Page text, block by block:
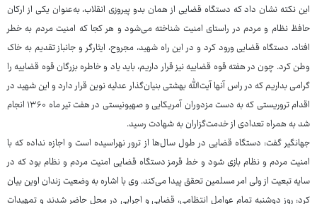
این نکته نشان داد که دستگاه قضایی از همان بدو پیروزی انقلاب، به‌عنوان یکی از ارکان
حافظ نظام و مردم در راستای امنیت شناخته می‌شود و هر کجا که امنیت مردم به خطر
افتاد، دستگاه قضایی ورود کرد و در این راه شهید، مجروح، ایثارگر و جانباز تقدیم به خاک
وطن کرد. چون در هفته قوه قضاییه نیز قرار داریم، باید یاد و خاطره بزرگان قوه قضاییه را
گرامی بداریم که در راس آنها آیت‌الله بهشتی بنیان‌گذار عدلیه نوین قرار دارد و این شهید در
اقدام تروریستی که به دست مزدوران آمریکایی و صهیونیستی در هفت تیر ماه ۱۳۶۰ انجام
شد به همراه تعدادی از خدمت‌گزاران به شهادت رسید.
جهانگیر گفت: دستگاه قضایی در طول سال‌ها از ترور نهراسیده است و اجازه نداده که با
امنیت مردم و نظام بازی شود و خط قرمز دستگاه قضایی امنیت مردم و نظام بود که در
سایه تبعیت از ولی امر مسلمین تحقق پیدا می‌کند. وی با اشاره به وضعیت زندان اوین بیان
کرد: روز دوشنبه تمام عوامل انتظامی، قضایی و اجرایی در محل حاضر شدند و تمهیدات